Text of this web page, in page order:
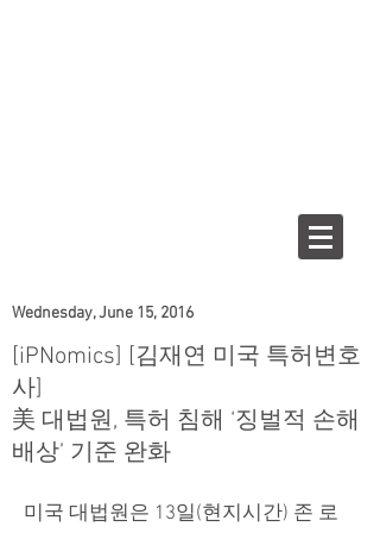
Wednesday, June 15, 2016
[iPNomics] [김재연 미국 특허변호
사]
美 대법원, 특허 침해 ‘징벌적 손해
배상’ 기준 완화
미국 대법원은 13일(현지시간) 존 로